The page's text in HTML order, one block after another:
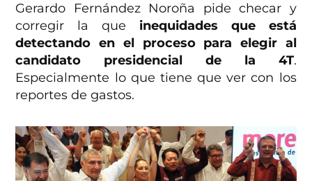
Gerardo Fernández Noroña pide checar y
corregir la que inequidades que está
detectando en el proceso para elegir al
candidato presidencial de la 4T.
Especialmente lo que tiene que ver con los
reportes de gastos.